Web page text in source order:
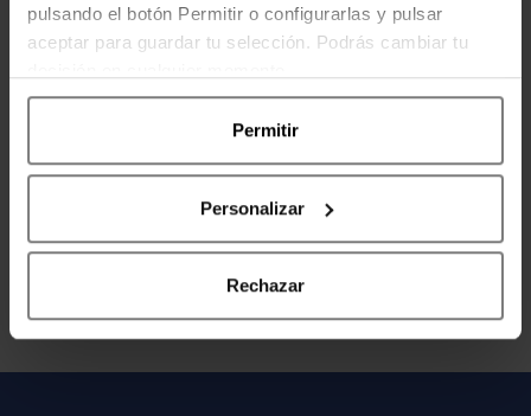
pulsando el botón Permitir o configurarlas y pulsar
aceptar para guardar tu selección. Podrás cambiar tu
Permitir
Personalizar
Rechazar
Cómo hacer detergente
casero, barato y saludable